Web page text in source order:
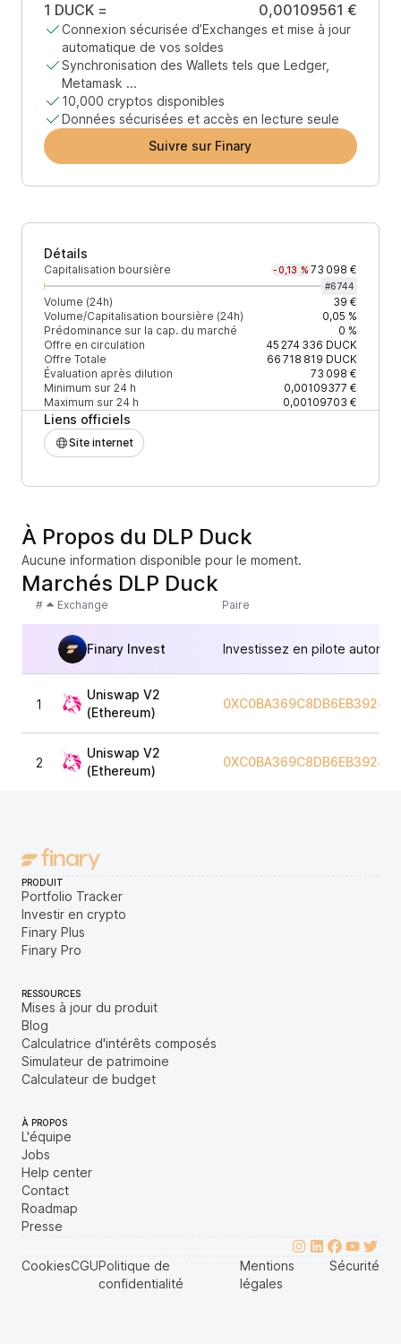
1 DUCK = 0,00109561 €
Connexion sécurisée d’Exchanges et mise à jour
automatique de vos soldes
Synchronisation des Wallets tels que Ledger,
Metamask ...
10,000 cryptos disponibles
Données sécurisées et accès en lecture seule
Suivre sur Finary
Détails
Capitalisation boursière -0,13 % 73 098 €
#6744
Volume (24h)
39 €
Volume/Capitalisation boursière (24h)
0,05 %
Prédominance sur la cap. du marché
0 %
Offre en circulation
45 274 336 DUCK
Offre Totale
66 718 819 DUCK
Évaluation après dilution
73 098 €
Minimum sur 24 h
0,00109377 €
Maximum sur 24 h
0,00109703 €
Liens officiels
Site internet
À Propos du DLP Duck
Aucune information disponible pour le moment.
Marchés DLP Duck
# Exchange Paire
Finary Invest Investissez en pilote
1
Uniswap V2
(Ethereum)
2
Uniswap V2
(Ethereum)
PRODUIT
Portfolio Tracker
Investir en crypto
Finary Plus
Finary Pro
RESSOURCES
Mises à jour du produit
Blog
Calculatrice d'intérêts composés
Simulateur de patrimoine
Calculateur de budget
À PROPOS
L'équipe
Jobs
Help center
Contact
Roadmap
Presse
CookiesCGUPolitique de
confidentialité
Mentions
légales
Sécurité